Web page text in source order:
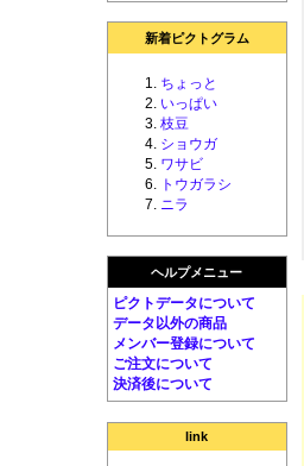
新着ピクトグラム
ちょっと
いっぱい
枝豆
ショウガ
ワサビ
トウガラシ
ニラ
ヘルプメニュー
ピクトデータについて
データ以外の商品
メンバー登録について
ご注文について
決済後について
link